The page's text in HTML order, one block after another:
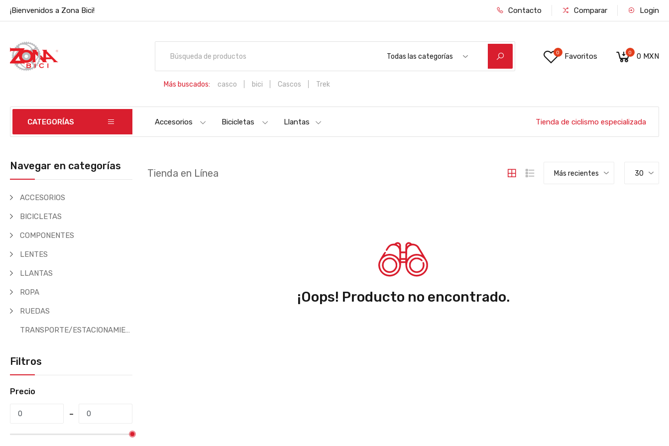
¡Bienvenidos a Zona Bici! Contacto Comparar Login
Todas las categorías
Más buscados: casco bici Cascos
Trek
0 Favoritos 0 0 MXN
CATEGORÍAS Accesorios Bicicletas Llantas Tienda de ciclismo especializada
Navegar en categorías
ACCESORIOS
BICICLETAS
COMPONENTES
LENTES
LLANTAS
ROPA
RUEDAS
TRANSPORTE/ESTACIONAMIENTO
Filtros
Precio
Tienda en Línea Más recientes 30
¡Oops! Producto no encontrado.